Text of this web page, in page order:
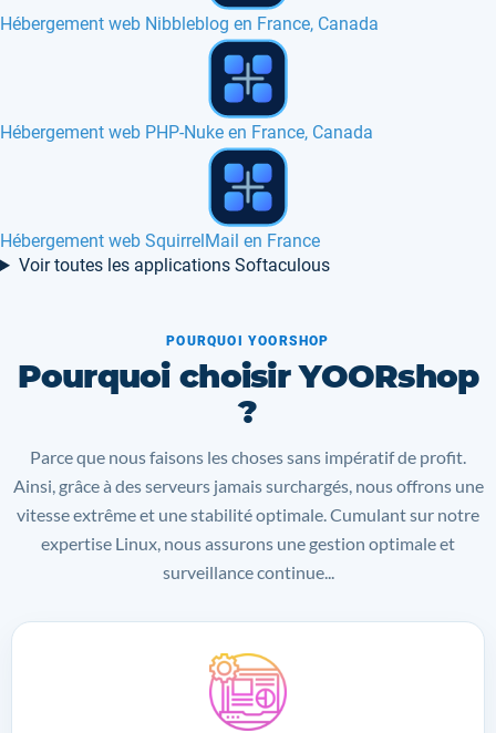
Hébergement web SSD en France, Canada
Hébergement web Codiad en France, Belgique, Europe
Hébergement web Moodle en France, Europe...
Voir toutes les applications Softaculous
POURQUOI YOORSHOP
Pourquoi choisir YOORshop
?
Parce que nous faisons les choses sans impératif de profit.
Ainsi, grâce à des serveurs jamais surchargés, nous offrons une
vitesse extrême et une stabilité optimale. Cumulant sur notre
expertise Linux, nous assurons une gestion optimale et
surveillance continue...